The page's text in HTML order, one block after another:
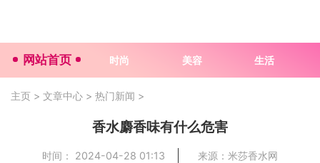
网站首页 时尚 美容 生活
主页 > 文章中心 > 热门新闻 >
香水麝香味有什么危害
时间： 2024-04-28 01:13 来源：米莎香水网